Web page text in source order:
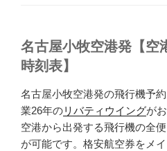
名古屋小牧空港発【空
時刻表】
名古屋小牧空港発の飛行機予
業26年のリバティウイングが
空港から出発する飛行機の全
が可能です。格安航空券をメ